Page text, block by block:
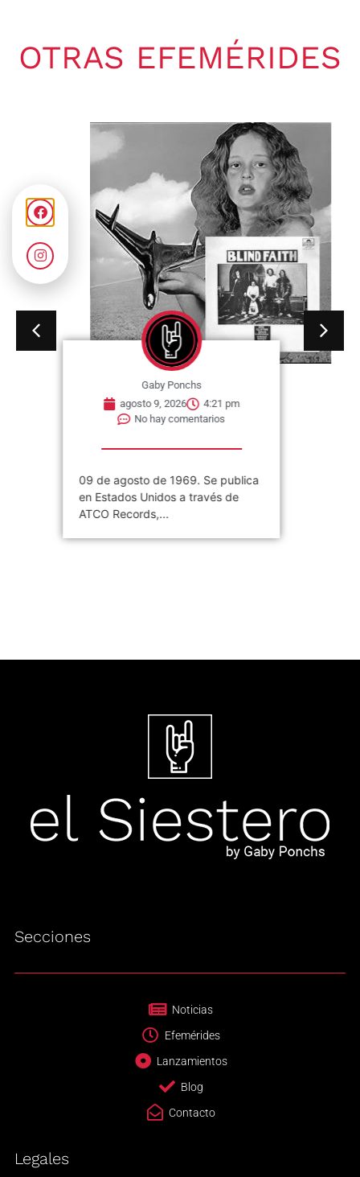
OTRAS EFEMÉRIDES
Gaby Ponchs
agosto 9, 2026
4:21 pm
No hay comentarios
09 de agosto de 1969. Se publica
en Estados Unidos a través de
ATCO Records,...
Secciones
Noticias
Efemérides
Lanzamientos
Blog
Contacto
Legales